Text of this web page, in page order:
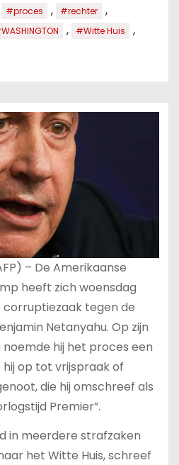
#proces , #rechter ,
, #Witte Huis ,
– De Amerikaanse
heeft zich woensdag
tegen de
Netanyahu. Op zijn
hij het proces een
hij op tot vrijspraak of
die hij omschreef als
Premier”.
in meerdere strafzaken
het Witte Huis, schreef